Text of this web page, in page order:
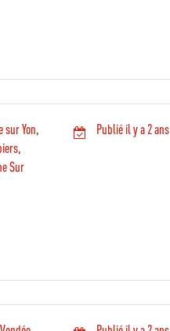
sur Yon,
Sur
Publié il y a 2 ans